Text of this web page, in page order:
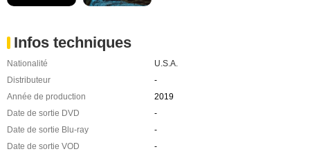
Infos techniques
Nationalité
U.S.A.
Distributeur
-
Année de production
2019
Date de sortie DVD
-
Date de sortie Blu-ray
-
Date de sortie VOD
-